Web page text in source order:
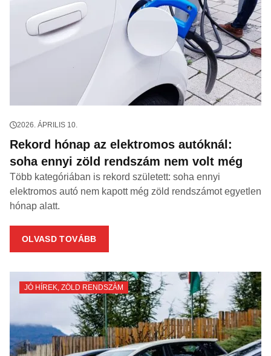
2026. ÁPRILIS 10.
Rekord hónap az elektromos autóknál:
soha ennyi zöld rendszám nem volt még
Több kategóriában is rekord született: soha ennyi
elektromos autó nem kapott még zöld rendszámot egyetlen
hónap alatt.
OLVASD TOVÁBB
JÓ HÍREK, ZÖLD RENDSZÁM